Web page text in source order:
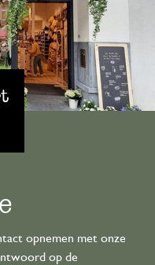
opnemen met onze
op de